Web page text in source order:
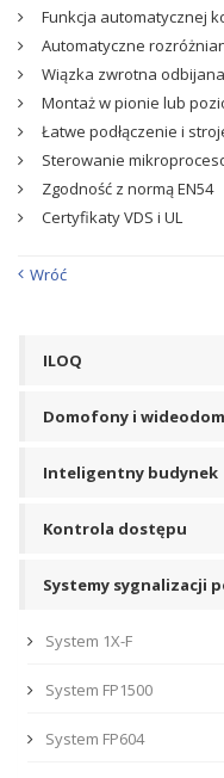
Funkcja automatycznej
Automatyczne
Wiązka zwrotna
Montaż w pionie lub
Łatwe podłączenie i
Sterowanie
Zgodność z normą EN54
Certyfikaty VDS i UL
Wróć
ILOQ
Domofony i
Inteligentny budynek
Kontrola dostępu
Systemy sygnalizacji
System 1X-F
System FP1500
System FP604